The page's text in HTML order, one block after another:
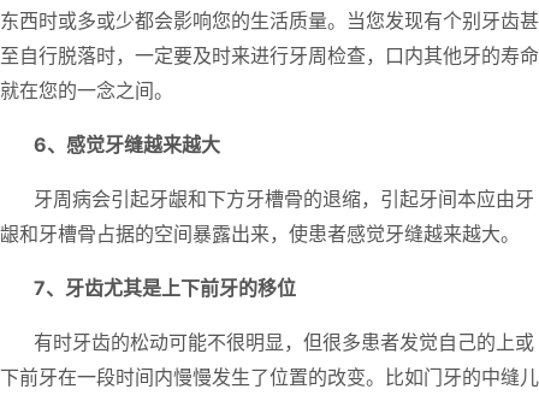
东西时或多或少都会影响您的生活质量。当您发现有个别牙齿甚
至自行脱落时，一定要及时来进行牙周检查，口内其他牙的寿命
就在您的一念之间。
6、感觉牙缝越来越大
牙周病会引起牙龈和下方牙槽骨的退缩，引起牙间本应由牙
龈和牙槽骨占据的空间暴露出来，使患者感觉牙缝越来越大。
7、牙齿尤其是上下前牙的移位
有时牙齿的松动可能不很明显，但很多患者发觉自己的上或
下前牙在一段时间内慢慢发生了位置的改变。比如门牙的中缝儿